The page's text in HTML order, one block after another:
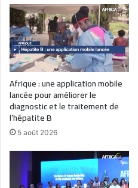
Afrique : une application mobile
lancée pour améliorer le
diagnostic et le traitement de
l’hépatite B
5 août 2026